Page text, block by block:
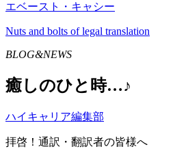
エベースト・キャシー
Nuts and bolts of legal translation
BLOG&NEWS
癒しのひと時…♪
ハイキャリア編集部
拝啓！通訳・翻訳者の皆様へ